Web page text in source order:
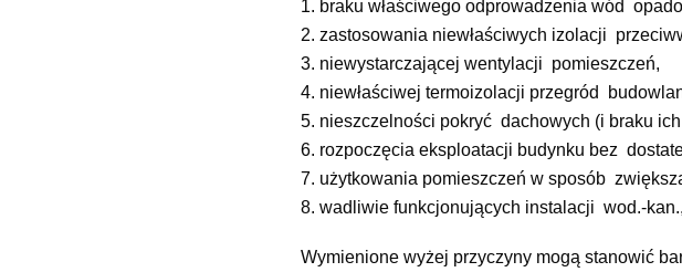
braku właściwego odprowadzenia wód
zastosowania niewłaściwych izolacji
niewystarczającej wentylacji pomieszczeń,
niewłaściwej termoizolacji przegród
nieszczelności pokryć dachowych (i braku
rozpoczęcia eksploatacji budynku bez
użytkowania pomieszczeń w sposób
wadliwie funkcjonujących instalacji wod.-
Wymienione wyżej przyczyny mogą stanowić